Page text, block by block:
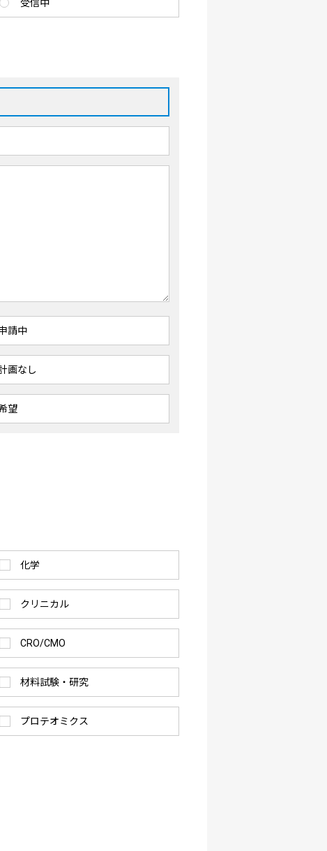
受信中
請中
画なし
望
化学
クリニカル
CRO/CMO
材料試験・研究
プロテオミクス